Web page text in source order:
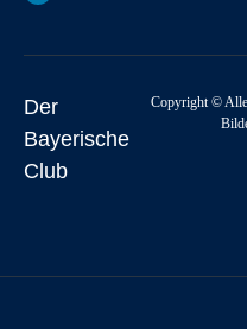
Der
Bayerische
Club
Copyright © Alle